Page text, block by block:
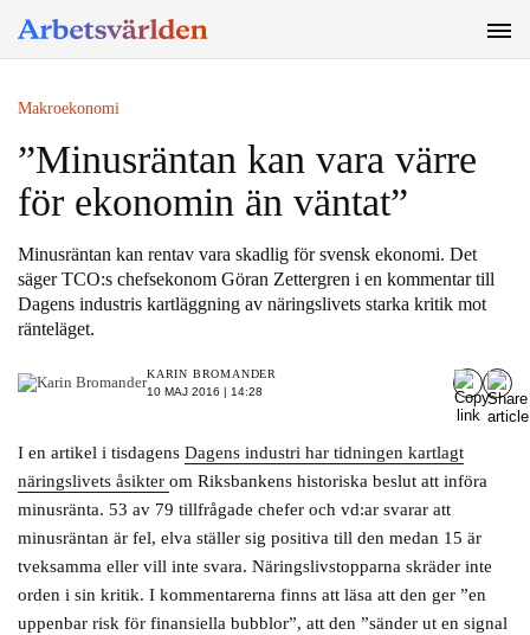
Makroekonomi
”Minusräntan kan vara värre
för ekonomin än väntat”
Minusräntan kan rentav vara skadlig för svensk ekonomi. Det
säger TCO:s chefsekonom Göran Zettergren i en kommentar till
Dagens industris kartläggning av näringslivets starka kritik mot
ränteläget.
KARIN BROMANDER
10 MAJ 2016 | 14:28
I en artikel i tisdagens Dagens industri har tidningen kartlagt
näringslivets åsikter om Riksbankens historiska beslut att införa
minusränta. 53 av 79 tillfrågade chefer och vd:ar svarar att
minusräntan är fel, elva ställer sig positiva till den medan 15 är
tveksamma eller vill inte svara. Näringslivstopparna skräder inte
orden i sin kritik. I kommentarerna finns att läsa att den ger ”en
uppenbar risk för finansiella bubblor”, att den ”sänder ut en signal